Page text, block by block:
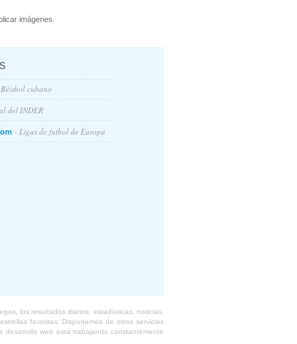
imágenes.
cubano
del INDER
- Ligas de futbol de Europa
los resultados diarios, estadísticas, noticias,
favoritas. Disponemos de otros servicios
desarrollo web está trabajando constantemente